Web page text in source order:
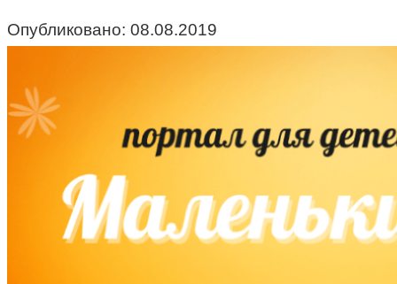
Опубликовано: 08.08.2019